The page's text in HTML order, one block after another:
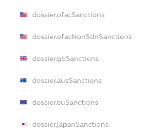
dossier.ofacSanctions
dossier.ofacNonSdnSanctions
dossier.gbSanctions
dossier.ausSanctions
dossier.euSanctions
dossier.japanSanctions